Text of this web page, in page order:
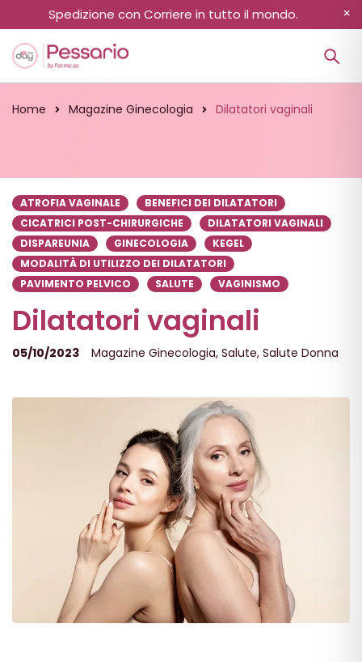
Spedizione con Corriere in tutto il mondo.
Home Magazine Ginecologia Dilatatori vaginali
ATROFIA VAGINALE
BENEFICI DEI DILATATORI
CICATRICI POST-CHIRURGICHE
DILATATORI VAGINALI
DISPAREUNIA
GINECOLOGIA
KEGEL
MODALITÀ DI UTILIZZO DEI DILATATORI
PAVIMENTO PELVICO
SALUTE VAGINISMO
Dilatatori vaginali
05/10/2023 Magazine Ginecologia, Salute, Salute Donna